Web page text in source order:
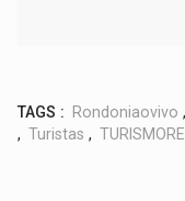
TAGS : Rondoniaovivo ,
, Turistas ,